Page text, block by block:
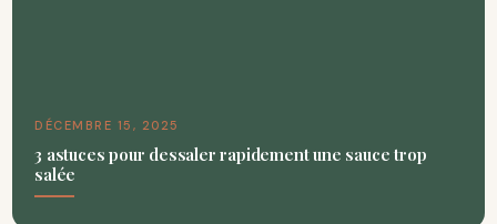
DÉCEMBRE 15, 2025
3 astuces pour dessaler rapidement une sauce trop
salée